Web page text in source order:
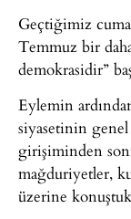
Geçtiğimiz
Temmuz bir
demokrasidir”
Eylemin
siyasetinin
girişiminden
mağduriyetler,
üzerine